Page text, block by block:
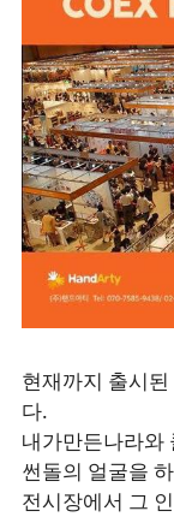
현재까지 출시
다.
내가만든나라와
썬돌의 얼굴을
전시장에서 그